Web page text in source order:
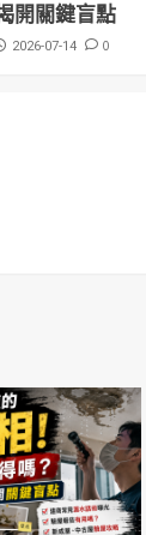
開關鍵盲點
2026-07-14 0